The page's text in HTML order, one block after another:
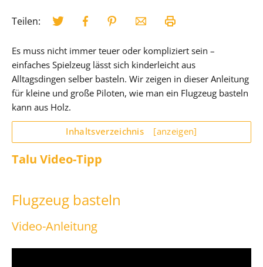
Teilen:
Es muss nicht immer teuer oder kompliziert sein –
einfaches Spielzeug lässt sich kinderleicht aus
Alltagsdingen selber basteln. Wir zeigen in dieser Anleitung
für kleine und große Piloten, wie man ein Flugzeug basteln
kann aus Holz.
Inhaltsverzeichnis [anzeigen]
Talu Video-Tipp
Flugzeug basteln
Video-Anleitung